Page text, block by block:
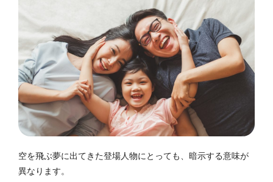
空を飛ぶ夢に出てきた登場人物にとっても、暗示する意味が
異なります。